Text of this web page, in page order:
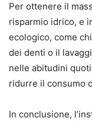
Per ottenere il
risparmio idrico, e
ecologico, come
dei denti o il
nelle abitudini
ridurre il consumo
In conclusione,